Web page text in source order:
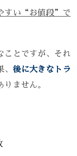
すい“お値段”で
ことですが、それ
後に大きなトラ
ません。